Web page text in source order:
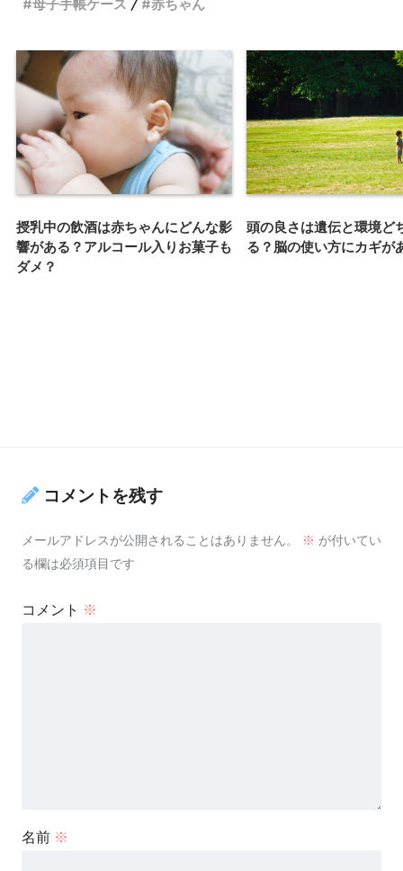
母子手帳ケース 赤ちゃん
授乳中の飲酒は赤ちゃんにどんな影
響がある？アルコール入りお菓子も
ダメ？
頭の良さは遺伝と環境ど
る？脳の使い方にカギが
コメントを残す
メールアドレスが公開されることはありません。 ※ が付いてい
る欄は必須項目です
コメント ※
名前 ※